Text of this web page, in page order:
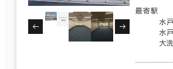
最寄駅
水
水
大